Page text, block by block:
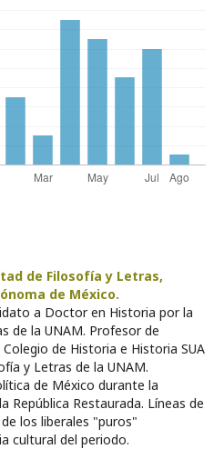
de Filosofía y Letras,
de México.
a Doctor en Historia por la
de la UNAM. Profesor de
de Historia e Historia SUA
y Letras de la UNAM.
de México durante la
República Restaurada. Líneas de
los liberales "puros"
cultural del periodo.